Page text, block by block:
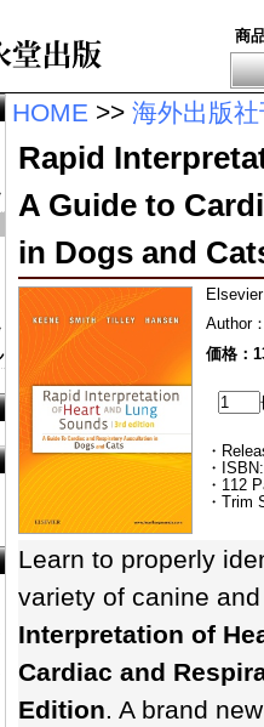
商
HOME >> 海外出版
Rapid
A Guide to
in Dogs and
Elsevier
Author
価格：
・
・
・112
・Trim
Learn to properly
variety of canine
Interpretation of
Cardiac and
Edition. A brand